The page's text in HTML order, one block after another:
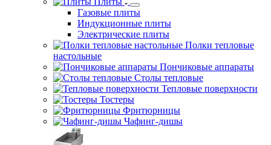
Газовые плиты
Индукционные плиты
Электрические плиты
Полки тепловые
настольные
Пончиковые аппараты
Столы тепловые
Тепловые поверхности
Тостеры
Фритюрницы
Чафинг-дишы